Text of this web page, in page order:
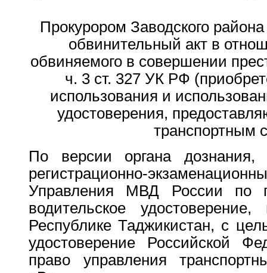
Прокурором Заводского
обвинительный акт в
обвиняемого в совершении
ч. 3 ст. 327 УК РФ
использования и
удостоверения,
транспортным
По версии органа
регистрационно-
Управления МВД России по
водительское
Республике Таджикистан, с
удостоверение Российской
право управления